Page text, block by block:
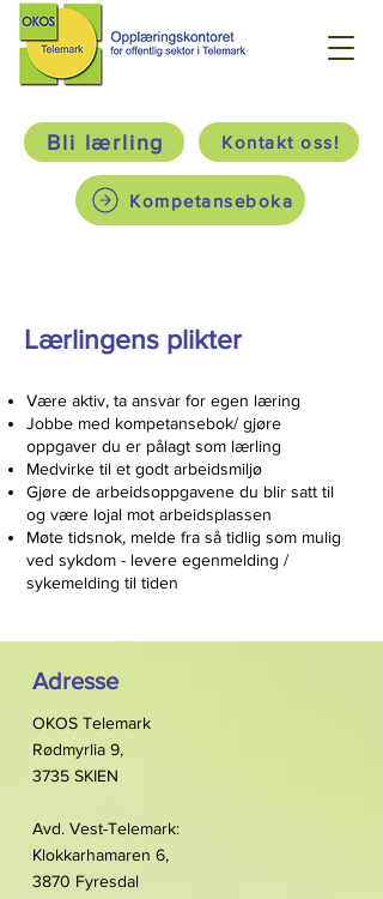
Kontakt oss!
Bli lærling
Kompetanseboka
Lærlingens plikter
Være aktiv, ta ansvar for egen læring
Jobbe med kompetansebok/ gjøre
oppgaver du er pålagt som lærling
Medvirke til et godt arbeidsmiljø
Gjøre de arbeidsoppgavene du blir satt til
og være lojal mot arbeidsplassen
Møte tidsnok, melde fra så tidlig som mulig
ved sykdom - levere egenmelding /
sykemelding til tiden
Adresse
OKOS Telemark
Rødmyrlia 9,
3735 SKIEN
Avd. Vest-Telemark:
Klokkarhamaren 6,
3870 Fyresdal